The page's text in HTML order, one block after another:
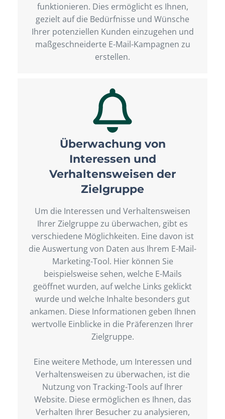
funktionieren. Dies ermöglicht es Ihnen,
gezielt auf die Bedürfnisse und Wünsche
Ihrer potenziellen Kunden einzugehen und
maßgeschneiderte E-Mail-Kampagnen zu
erstellen.
Überwachung von
Interessen und
Verhaltensweisen der
Zielgruppe
Um die Interessen und Verhaltensweisen
Ihrer Zielgruppe zu überwachen, gibt es
verschiedene Möglichkeiten. Eine davon ist
die Auswertung von Daten aus Ihrem E-Mail-
Marketing-Tool. Hier können Sie
beispielsweise sehen, welche E-Mails
geöffnet wurden, auf welche Links geklickt
wurde und welche Inhalte besonders gut
ankamen. Diese Informationen geben Ihnen
wertvolle Einblicke in die Präferenzen Ihrer
Zielgruppe.
Eine weitere Methode, um Interessen und
Verhaltensweisen zu überwachen, ist die
Nutzung von Tracking-Tools auf Ihrer
Website. Diese ermöglichen es Ihnen, das
Verhalten Ihrer Besucher zu analysieren,